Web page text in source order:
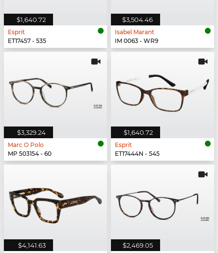
$1,640.72
Esprit
ET17457 - 535
$3,504.46
Isabel Marant
IM 0063 - WR9
$3,329.24
Marc O Polo
MP 503154 - 60
$1,640.72
Esprit
ET17444N - 545
$4,141.63 $2,469.05